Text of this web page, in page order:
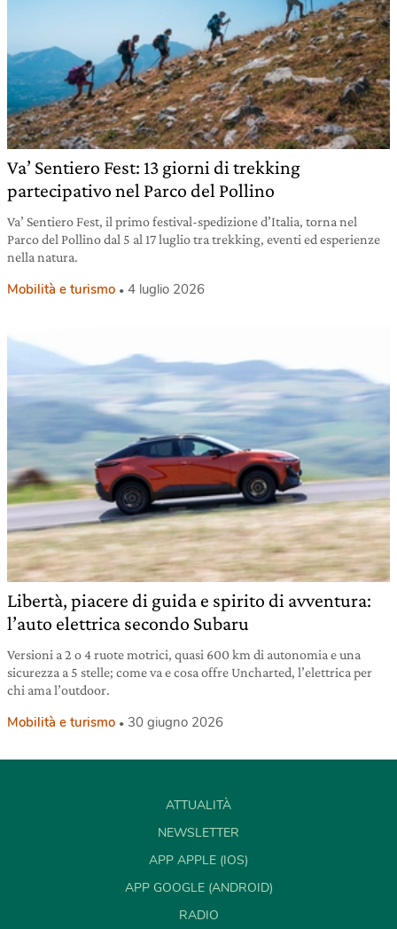
Va’ Sentiero Fest: 13 giorni di trekking
partecipativo nel Parco del Pollino
Va’ Sentiero Fest, il primo festival-spedizione d’Italia, torna nel
Parco del Pollino dal 5 al 17 luglio tra trekking, eventi ed esperienze
nella natura.
Mobilità e turismo 4 luglio 2026
Libertà, piacere di guida e spirito di avventura:
l’auto elettrica secondo Subaru
Versioni a 2 o 4 ruote motrici, quasi 600 km di autonomia e una
sicurezza a 5 stelle; come va e cosa offre Uncharted, l’elettrica per
chi ama l’outdoor.
Mobilità e turismo 30 giugno 2026
ATTUALITÀ
NEWSLETTER
APP APPLE (IOS)
APP GOOGLE (ANDROID)
RADIO